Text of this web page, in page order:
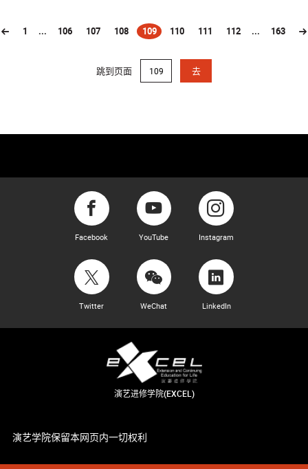
1 ... 106 107 108 109
(current)110 111 112 ... 163
跳到页面 去
Facebook YouTube Instagram
Twitter WeChat LinkedIn
演艺进修学院(EXCEL)
演艺学院保留本网页内一切权利